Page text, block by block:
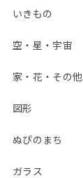
いきもの
空・星・宇宙
家・花・その他
図形
ぬぴのまち
ガラス